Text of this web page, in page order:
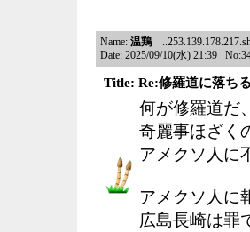
Name: 温鶏
Date: 2025/09/10(水) 21:39
Title: Re:修羅道に落ち
何が修羅道だ
奇麗事ほざく
アメクソ人に
アメクソ人に
広島長崎は罪